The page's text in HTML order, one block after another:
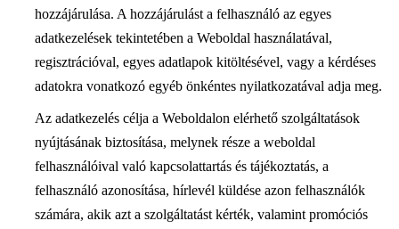
hozzájárulása. A hozzájárulást a felhasználó az egyes
adatkezelések tekintetében a Weboldal használatával,
regisztrációval, egyes adatlapok kitöltésével, vagy a kérdéses
adatokra vonatkozó egyéb önkéntes nyilatkozatával adja meg.
Az adatkezelés célja a Weboldalon elérhető szolgáltatások
nyújtásának biztosítása, melynek része a weboldal
felhasználóival való kapcsolattartás és tájékoztatás, a
felhasználó azonosítása, hírlevél küldése azon felhasználók
számára, akik azt a szolgáltatást kérték, valamint promóciós